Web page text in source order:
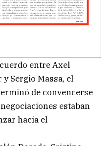
entre Axel
Sergio Massa, el
de convencerse
estaban
hacia el